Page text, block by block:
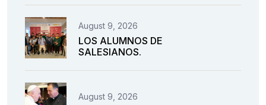
August 9, 2026
LOS ALUMNOS DE
SALESIANOS.
August 9, 2026